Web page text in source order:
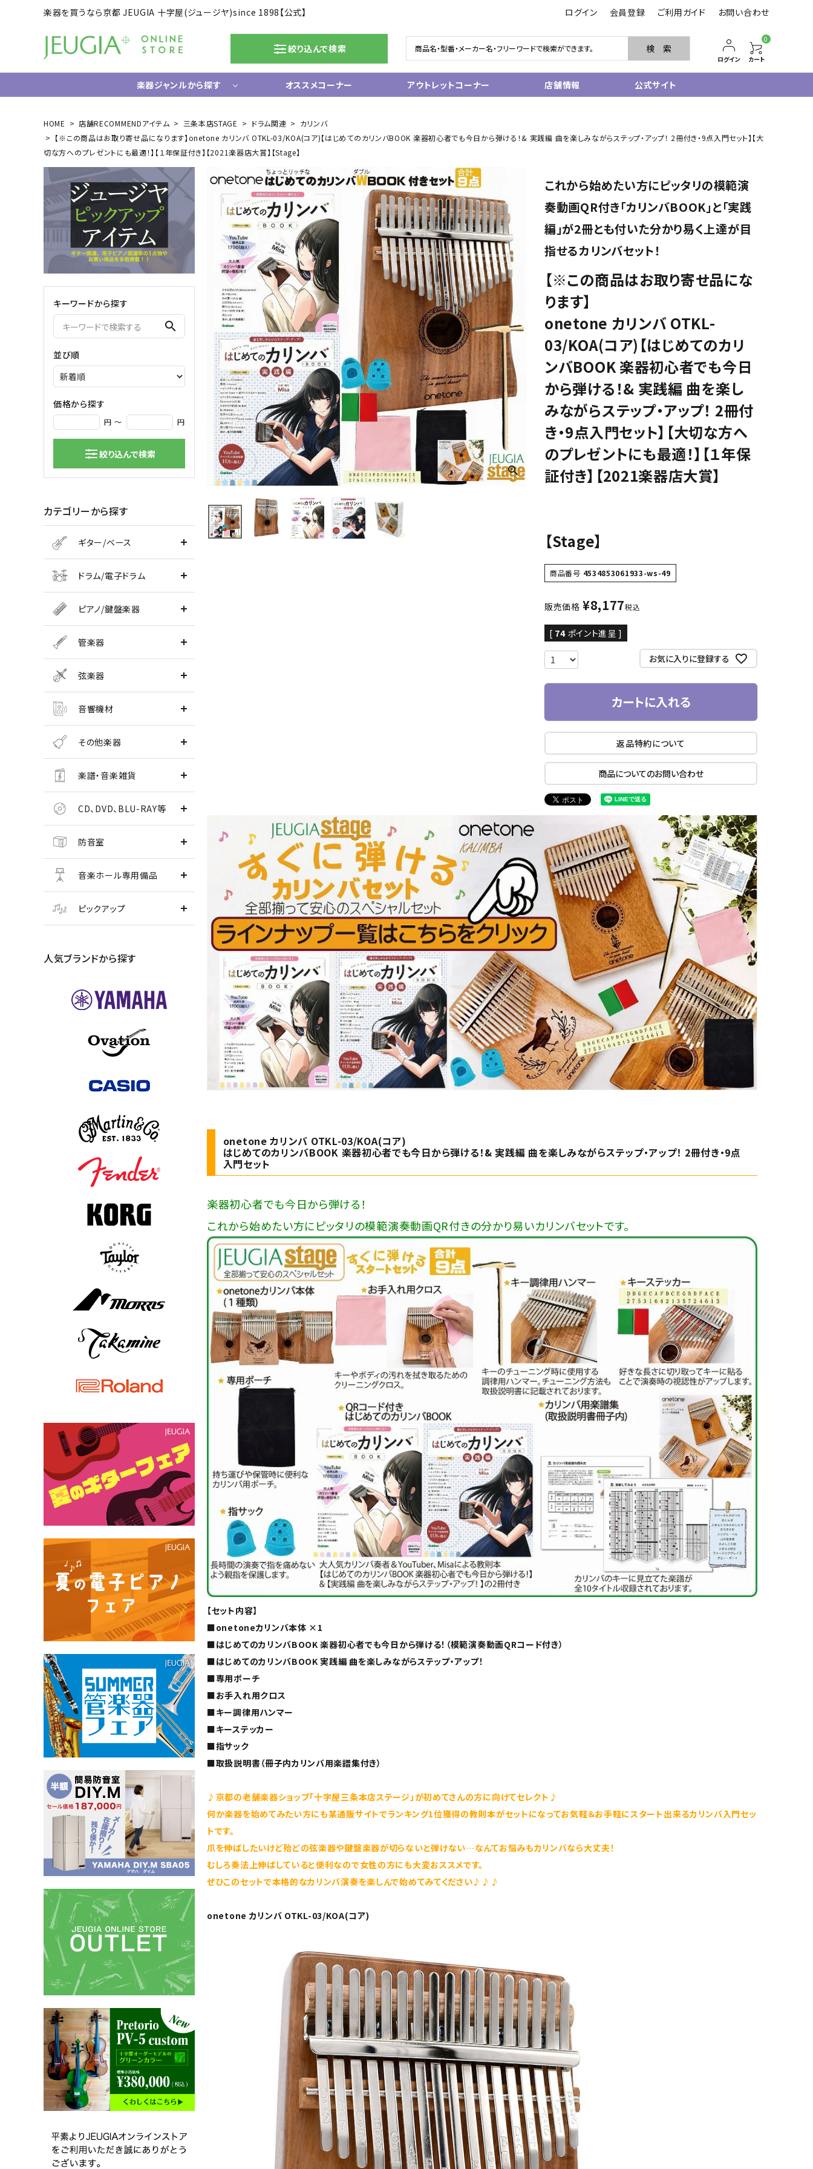
楽器を買うなら京都 JEUGIA 十字屋(ジュージヤ)since 1898【公式】 ログイン 会員登録 ご利用ガイド お問い合わせ
絞り込んで検索 検 索
ログイン
0
カート
楽器ジャンルから探す
ギター/ベース
エレキギター
エレキベース
アコースティックギター
中古ギター・アウトレットギター
ウクレレ
ギター関連小物
アンプ
エフェクター
ライフスタイルグッズ
ドラム/電子ドラム
ドラム
電子ドラム
ハードウェア
グランドピアノ
中古ピアノ
電子ピアノ/エレクトーン
電子キーボード
関連アクセサリー
サクソフォン
クラリネット
その他木管
その他金管
中古管楽器
管楽器小物
バイオリン
クラシックギター
弦楽器小物
音響機材
シンセサイザー
DAW ／ DTM
DJ
PA
マイク
その他楽器
その他楽器
ハーモニカ
鍵盤ハーモニカ
リコーダー
CD、映像ソフト等
楽譜
音楽雑貨
オススメコーナー アウトレットコーナー 店舗情報 公式サイト
HOME 店舗RECOMMENDアイテム 三条本店STAGE ドラム関連
カリンバ
【※この商品はお取り寄せ品になります】onetone カリンバ OTKL-03/KOA(コア)【はじめてのカリンバBOOK 楽器初心者でも今日から弾ける！& 実践編 曲を楽しみながらステップ・アップ！ 2冊付き・9点入門セット】【大
切な方へのプレゼントにも最適！】【１年保証付き】【2021楽器店大賞】【Stage】
キーワードから探す
search
並び順
価格から探す
円 ～ 円
絞り込んで検索
カテゴリーから探す
ギター/ベース
ドラム/電子ドラム
ピアノ/鍵盤楽器
管楽器
弦楽器
音響機材
その他楽器
楽譜・音楽雑貨
CD、DVD、BLU-RAY等
防音室
音楽ホール専用備品
ピックアップ
人気ブランドから探す
これから始めたい方にピッタリの模範演
奏動画QR付き「カリンバBOOK」と「実践
編」が2冊とも付いた分かり易く上達が目
指せるカリンバセット！
【※この商品はお取り寄せ品にな
ります】
onetone カリンバ OTKL-
03/KOA(コア)【はじめてのカリ
ンバBOOK 楽器初心者でも今日
から弾ける！& 実践編 曲を楽し
みながらステップ・アップ！ 2冊付
き・9点入門セット】【大切な方へ
のプレゼントにも最適！】【１年保
証付き】【2021楽器店大賞】
【Stage】
商品番号 4534853061933-ws-49
販売価格 ¥8,177税込
[ 74 ポイント進呈 ]
お気に入りに登録する
カートに入れる
返品特約について
商品についてのお問い合わせ
onetone カリンバ OTKL-03/KOA(コア)
はじめてのカリンバBOOK 楽器初心者でも今日から弾ける！& 実践編 曲を楽しみながらステップ・アップ！ 2冊付き・9点
入門セット
楽器初心者でも今日から弾ける！
これから始めたい方にピッタリの模範演奏動画QR付きの分かり易いカリンバセットです。
【セット内容】
■onetoneカリンバ本体 ×1
■はじめてのカリンバBOOK 楽器初心者でも今日から弾ける！（模範演奏動画QRコード付き）
■はじめてのカリンバBOOK 実践編 曲を楽しみながらステップ・アップ！
■専用ポーチ
■お手入れ用クロス
■キー調律用ハンマー
■キーステッカー
■指サック
■取扱説明書（冊子内カリンバ用楽譜集付き）
♪京都の老舗楽器ショップ「十字屋三条本店ステージ」が初めてさんの方に向けてセレクト♪
何か楽器を始めてみたい方にも某通販サイトでランキング1位獲得の教則本がセットになってお気軽＆お手軽にスタート出来るカリンバ入門セッ
トです。
爪を伸ばしたいけど殆どの弦楽器や鍵盤楽器が切らないと弾けない…なんてお悩みもカリンバなら大丈夫！
むしろ奏法上伸ばしていると便利なので女性の方にも大変おススメです。
ぜひこのセットで本格的なカリンバ演奏を楽しんで始めてみてください♪♪♪
onetone カリンバ OTKL-03/KOA(コア)